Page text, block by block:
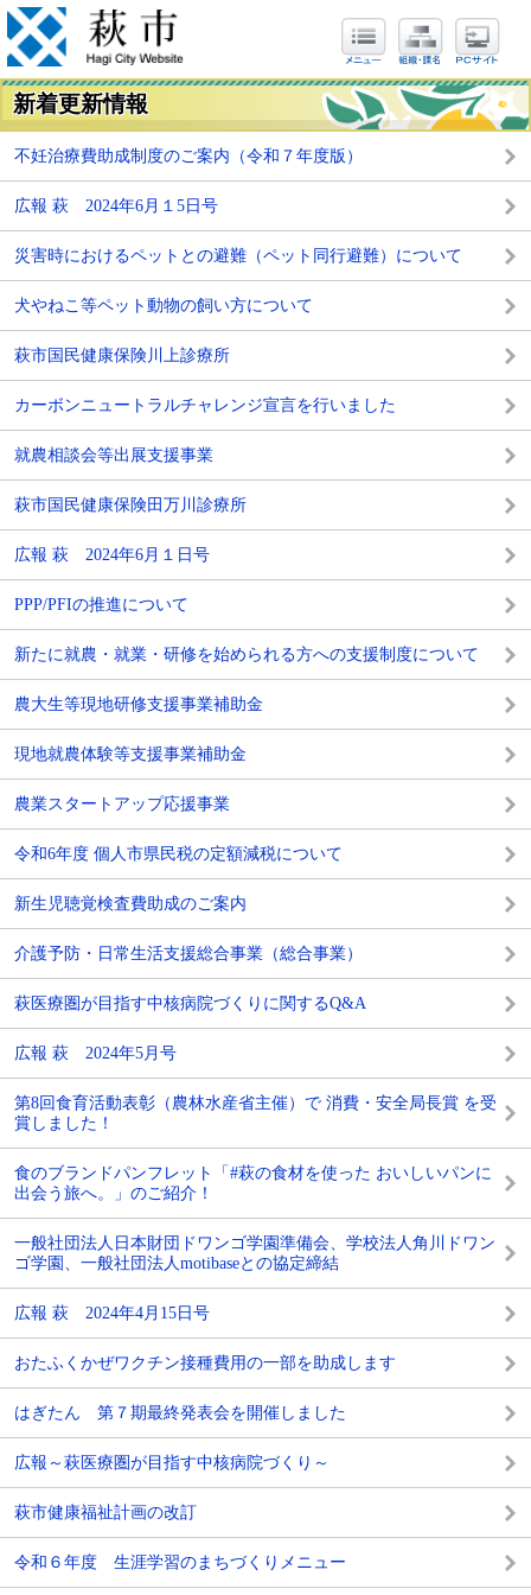
新着更新情報
不妊治療費助成制度のご案内（令和７年度版）
広報 萩 2024年6月１5日号
災害時におけるペットとの避難（ペット同行避難）について
犬やねこ等ペット動物の飼い方について
萩市国民健康保険川上診療所
カーボンニュートラルチャレンジ宣言を行いました
就農相談会等出展支援事業
萩市国民健康保険田万川診療所
広報 萩 2024年6月１日号
PPP/PFIの推進について
新たに就農・就業・研修を始められる方への支援制度について
農大生等現地研修支援事業補助金
現地就農体験等支援事業補助金
農業スタートアップ応援事業
令和6年度 個人市県民税の定額減税について
新生児聴覚検査費助成のご案内
介護予防・日常生活支援総合事業（総合事業）
萩医療圏が目指す中核病院づくりに関するQ&A
広報 萩 2024年5月号
第8回食育活動表彰（農林水産省主催）で 消費・安全局長賞 を受
賞しました！
食のブランドパンフレット「#萩の食材を使った おいしいパンに
出会う旅へ。」のご紹介！
一般社団法人日本財団ドワンゴ学園準備会、学校法人角川ドワン
ゴ学園、一般社団法人motibaseとの協定締結
広報 萩 2024年4月15日号
おたふくかぜワクチン接種費用の一部を助成します
はぎたん 第７期最終発表会を開催しました
広報～萩医療圏が目指す中核病院づくり～
萩市健康福祉計画の改訂
令和６年度 生涯学習のまちづくりメニュー